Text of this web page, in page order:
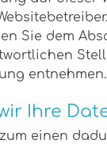
Sie dem
entnehmen.
Ihre
einen